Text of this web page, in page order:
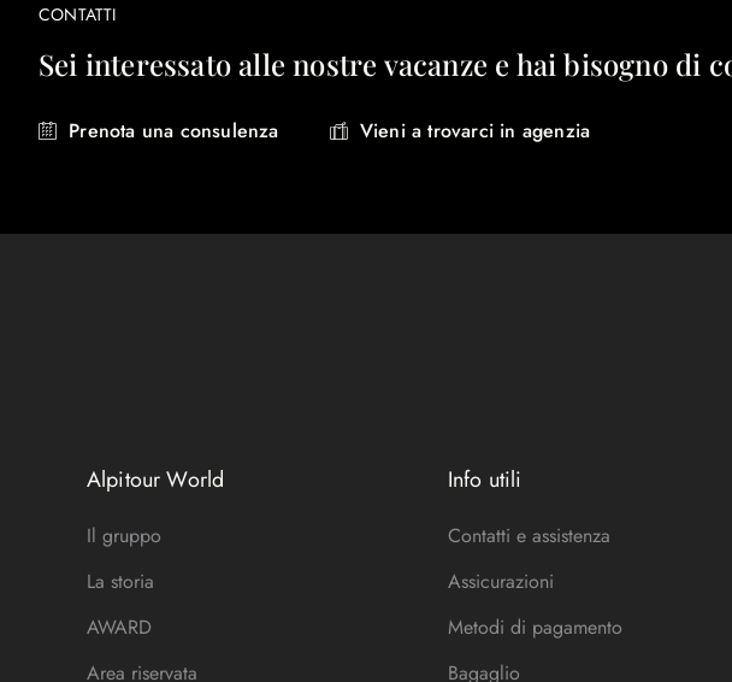
CONTATTI
Sei interessato alle nostre vacanze e hai bisogno di
Prenota una consulenza Vieni a trovarci in agenzia
Alpitour World
Il gruppo
La storia
AWARD
Area riservata
Info utili
Contatti e assistenza
Assicurazioni
Metodi di pagamento
Bagaglio